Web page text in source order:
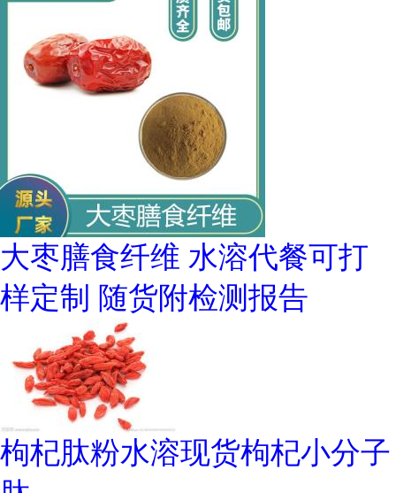
大枣膳食纤维 水溶代餐可打
样定制 随货附检测报告
枸杞肽粉水溶现货枸杞小分子